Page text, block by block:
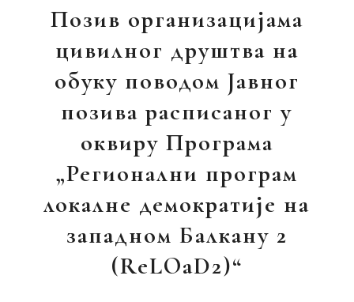
Позив организацијама
цивилног друштва на
обуку поводом Јавног
позива расписаног у
оквиру Програма
„Регионални програм
локалне демократије на
западном Балкану 2
(ReLOaD2)“